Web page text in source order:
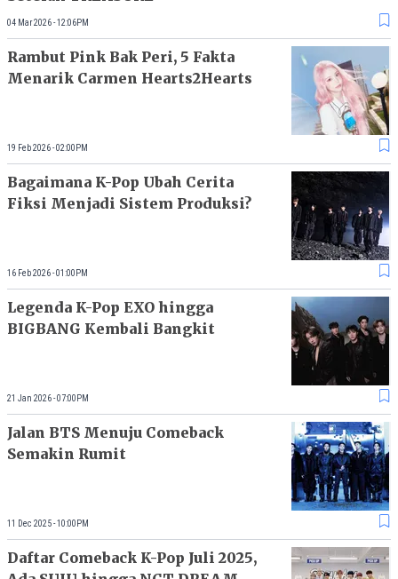
04 Mar 2026 - 12:06PM
Rambut Pink Bak Peri, 5 Fakta
Menarik Carmen Hearts2Hearts
19 Feb 2026 - 02:00PM
Bagaimana K-Pop Ubah Cerita
Fiksi Menjadi Sistem Produksi?
16 Feb 2026 - 01:00PM
Legenda K-Pop EXO hingga
BIGBANG Kembali Bangkit
21 Jan 2026 - 07:00PM
Jalan BTS Menuju Comeback
Semakin Rumit
11 Dec 2025 - 10:00PM
Daftar Comeback K-Pop Juli 2025,